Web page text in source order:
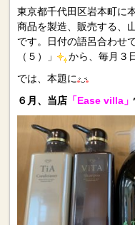
東京都千代田区岩本町に
商品を製造、販売する、
です。日付の語呂合わせ
（５）」
から、毎月３
では、本題に
６月、当店 「Ease villa」